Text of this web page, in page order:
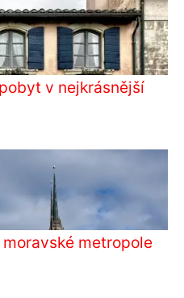
v nejkrásnější
metropole